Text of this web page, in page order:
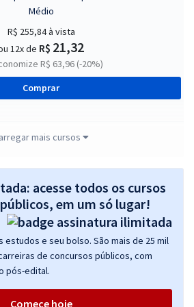
Médio
R$ 255,84à vista
12x de R$ 21,32
R$ 63,96 (-20%)
Comprar
de Saúde - Administração
R$ 439,04à vista
ou 12x deR$ 36,59
R$ 109,76 (-20%)
Comprar
mais cursos
acesse todos os cursos
em um só lugar!
e seu bolso. São mais de 25 mil
de concursos públicos, com
pós-edital.
Comece hoje